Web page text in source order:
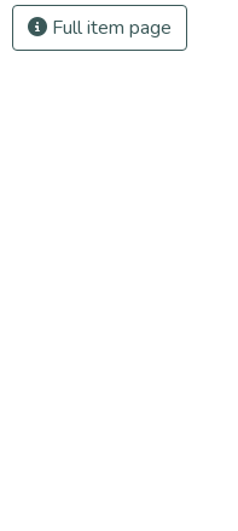
Full item page